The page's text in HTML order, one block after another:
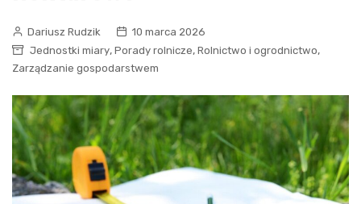
Dariusz Rudzik
10 marca 2026
Jednostki miary, Porady rolnicze, Rolnictwo i ogrodnictwo,
Zarządzanie gospodarstwem